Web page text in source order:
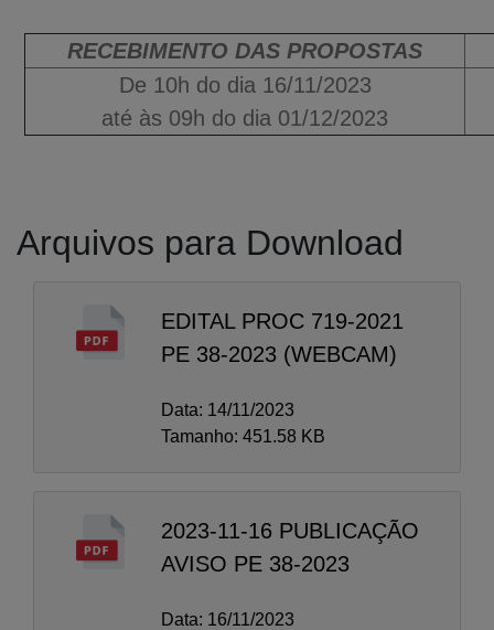
RECEBIMENTO DAS PROPOSTAS
De 10h do dia 16/11/2023
até às 09h do dia 01/12/2023
Arquivos para Download
EDITAL PROC 719-2021
PE 38-2023 (WEBCAM)
Data: 14/11/2023
Tamanho: 451.58 KB
2023-11-16 PUBLICAÇÃO
AVISO PE 38-2023
Data: 16/11/2023